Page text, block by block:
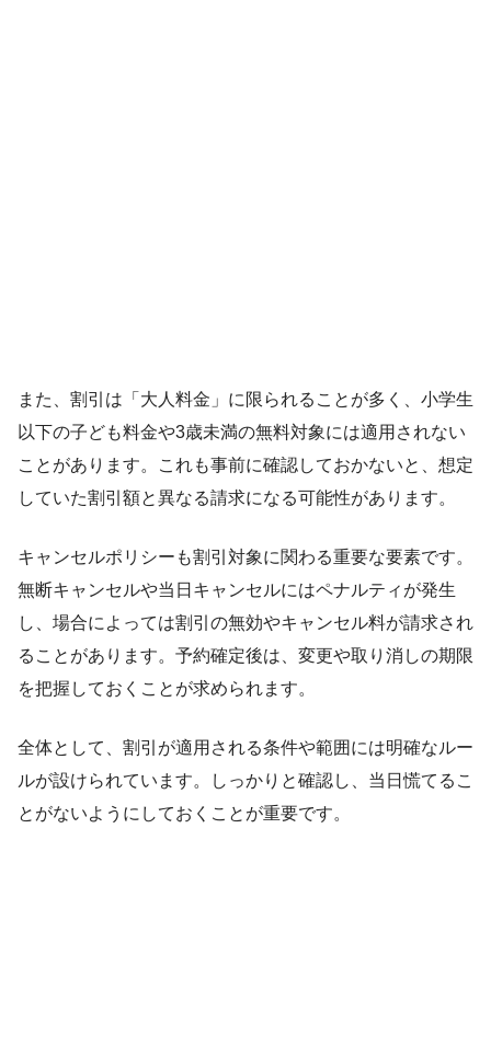
また、割引は「大人料金」に限られることが多く、小学生
以下の子ども料金や3歳未満の無料対象には適用されない
ことがあります。これも事前に確認しておかないと、想定
していた割引額と異なる請求になる可能性があります。
キャンセルポリシーも割引対象に関わる重要な要素です。
無断キャンセルや当日キャンセルにはペナルティが発生
し、場合によっては割引の無効やキャンセル料が請求され
ることがあります。予約確定後は、変更や取り消しの期限
を把握しておくことが求められます。
全体として、割引が適用される条件や範囲には明確なルー
ルが設けられています。しっかりと確認し、当日慌てるこ
とがないようにしておくことが重要です。